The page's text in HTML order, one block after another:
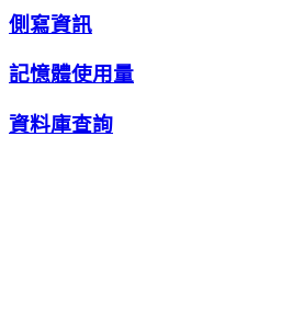
側寫資訊
記憶體使用量
資料庫查詢